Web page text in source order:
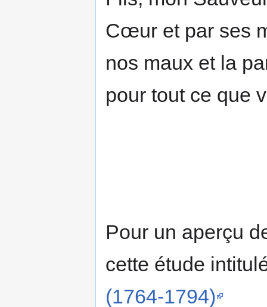
Cœur et par ses
nos maux et la
pour tout ce que
Pour un aperçu
cette étude
(1764-1794)